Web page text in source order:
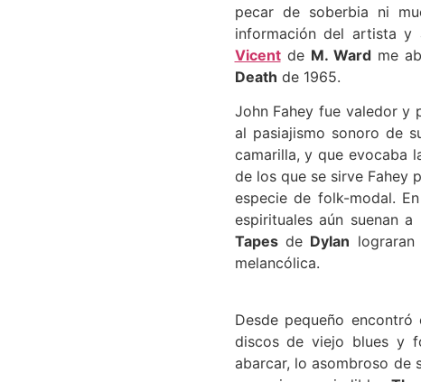
pecar de soberbia ni
información del artista y
Vicentde M. Wardme
Death de 1965.
John Fahey fue valedor y
al pasiajismo sonoro de
camarilla, y que evocaba
de los que se sirve Fahey
especie de folk-modal.
espirituales aún suenan
Tapesde Dylan
melancólica.
Desde pequeño
discos de viejo blues y
abarcar, lo asombroso de